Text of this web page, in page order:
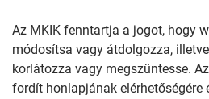
Az MKIK fenntartja a jogot, hogy
módosítsa vagy átdolgozza,
korlátozza vagy megszüntesse.
fordít honlapjának elérhetőségére